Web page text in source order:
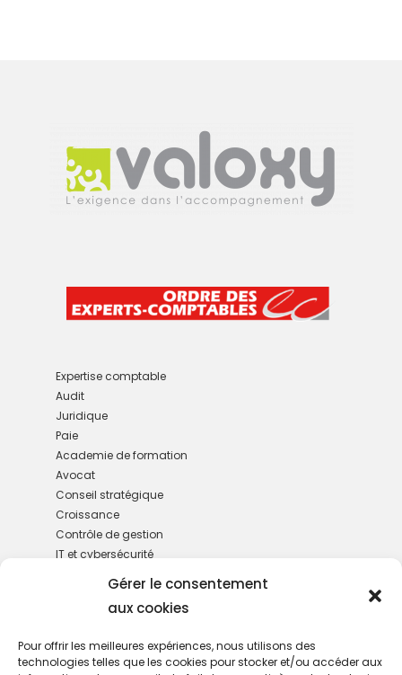
Gérer le consentement
aux cookies
Pour offrir les meilleures expériences, nous utilisons des
technologies telles que les cookies pour stocker et/ou accéder aux
Expertise comptable
Audit
Juridique
Paie
Academie de formation
Avocat
Conseil stratégique
Croissance
Contrôle de gestion
IT et cybersécurité
Gestion de patrimoine